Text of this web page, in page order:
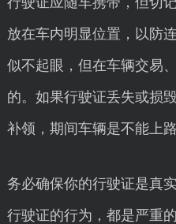
放在车内明显位置，以防
似不起眼，但在车辆交易
的。如果行驶证丢失或损
补领，期间车辆是不能上路
务必确保你的行驶证是真
行驶证的行为，都是严重